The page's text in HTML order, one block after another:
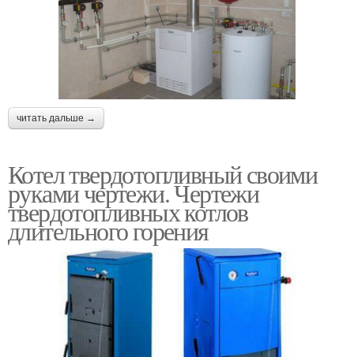
читать дальше →
Котел твердотопливный своими
руками чертежи. Чертежи
твердотопливных котлов
длительного горения